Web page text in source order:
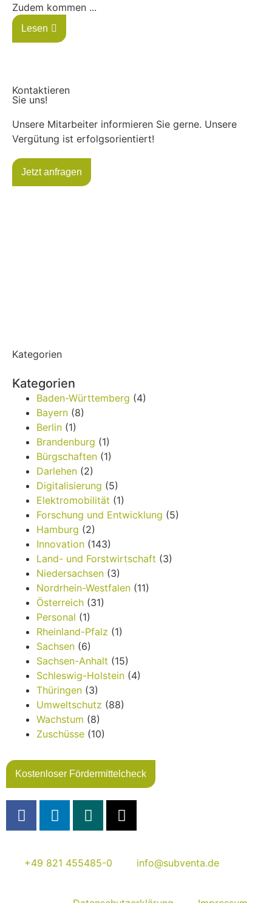
Zudem kommen ...
Lesen
Kontaktieren
Sie uns!
Unsere Mitarbeiter informieren Sie gerne. Unsere
Vergütung ist erfolgsorientiert!
Jetzt anfragen
Kategorien
Kategorien
Baden-Württemberg (4)
Bayern (8)
Berlin (1)
Brandenburg (1)
Bürgschaften (1)
Darlehen (2)
Digitalisierung (5)
Elektromobilität (1)
Forschung und Entwicklung (5)
Hamburg (2)
Innovation (143)
Land- und Forstwirtschaft (3)
Niedersachsen (3)
Nordrhein-Westfalen (11)
Österreich (31)
Personal (1)
Rheinland-Pfalz (1)
Sachsen (6)
Sachsen-Anhalt (15)
Schleswig-Holstein (4)
Thüringen (3)
Umweltschutz (88)
Wachstum (8)
Zuschüsse (10)
Kostenloser Fördermittelcheck
+49 821 455485-0 info@subventa.de